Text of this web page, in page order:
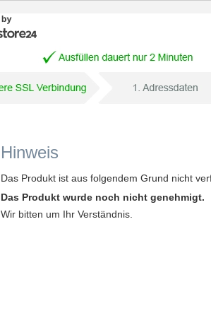
Hinweis
Das Produkt ist aus folgendem Grund nicht
Das Produkt wurde noch nicht genehmigt.
Wir bitten um Ihr Verständnis.